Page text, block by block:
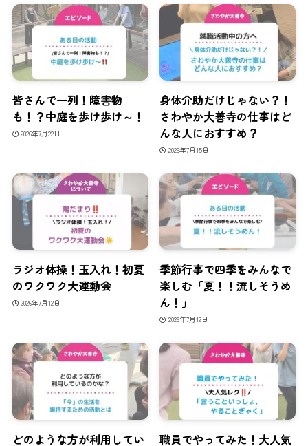
皆さんで一列！障害物
も！？中庭を歩け歩け～！
2026年7月22日
身体介助だけじゃない？！
さわやか大善寺の仕事はど
んな人におすすめ？
2026年7月15日
ラジオ体操！玉入れ！初夏
のワクワク大運動会
2026年7月12日
季節行事で四季をみんなで
楽しむ「夏！！流しそうめ
ん！」
2026年7月12日
どのような方が利用してい 職員でやってみた！大人気